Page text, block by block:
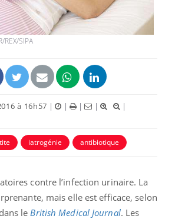
REX/SIPA
à 16h57 | | | |
|
iatrogénie antibiotique
contre l’infection urinaire. La
mais elle est efficace, selon
le British Medical Journal. Les